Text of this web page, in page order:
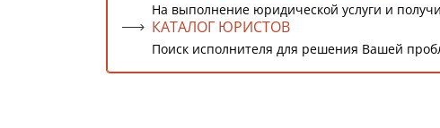
На выполнение юридической услуги и
КАТАЛОГ ЮРИСТОВ
Поиск исполнителя для решения Вашей